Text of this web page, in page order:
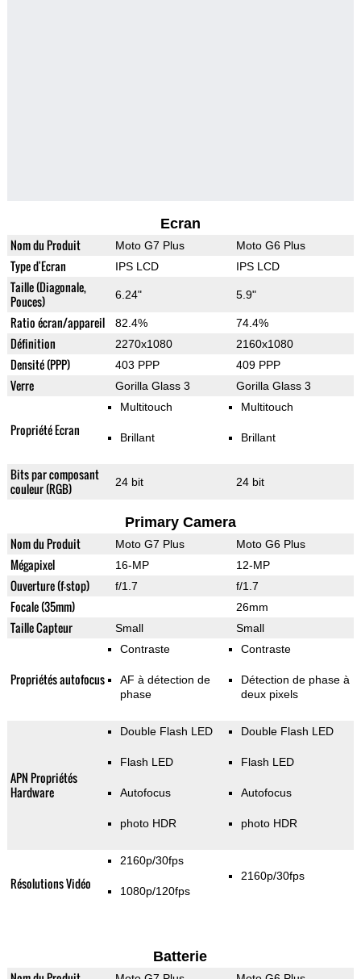
Ecran
Nom du Produit Moto G7 Plus Moto G6 Plus
Type d'Ecran IPS LCD IPS LCD
Taille (Diagonale,
Pouces)
6.24" 5.9"
Ratio écran/appareil 82.4% 74.4%
Définition 2270x1080 2160x1080
Densité (PPP) 403 PPP 409 PPP
Verre Gorilla Glass 3 Gorilla Glass 3
Propriété Ecran
Multitouch
Brillant
Multitouch
Brillant
Bits par composant
couleur (RGB)
24 bit 24 bit
Primary Camera
Nom du Produit Moto G7 Plus Moto G6 Plus
Mégapixel 16-MP 12-MP
Ouverture (f-stop) f/1.7 f/1.7
Focale (35mm) 26mm
Taille Capteur Small Small
Propriétés autofocus
Contraste
AF à détection de
phase
Contraste
Détection de phase à
deux pixels
APN Propriétés
Hardware
Double Flash LED
Flash LED
Autofocus
photo HDR
Double Flash LED
Flash LED
Autofocus
photo HDR
Résolutions Vidéo
2160p/30fps
1080p/120fps
2160p/30fps
Batterie